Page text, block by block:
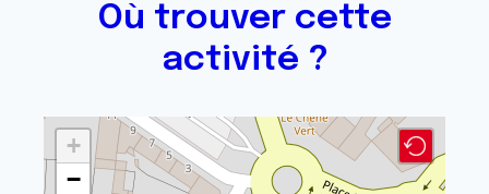
Où trouver cette
activité ?
+
−